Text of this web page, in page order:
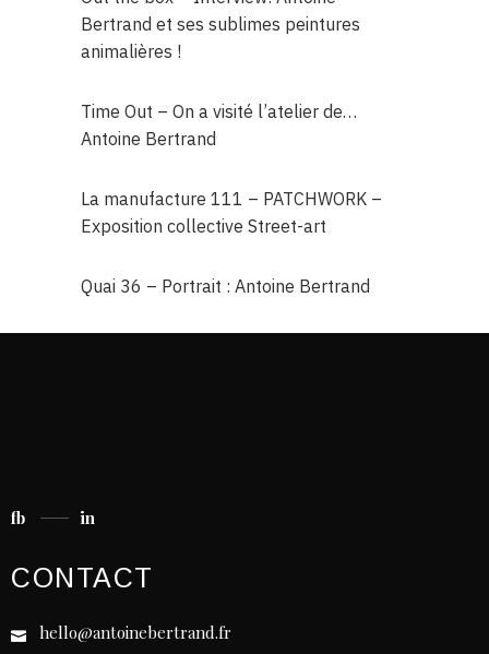
Bertrand et ses sublimes peintures
animalières !
Time Out – On a visité l’atelier de…
Antoine Bertrand
La manufacture 111 – PATCHWORK –
Exposition collective Street-art
Quai 36 – Portrait : Antoine Bertrand
fb in
CONTACT
hello@antoinebertrand.fr